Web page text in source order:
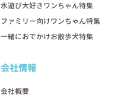
水遊び大好きワンちゃん特集
ファミリー向けワンちゃん特集
一緒におでかけお散歩犬特集
会社情報
会社概要